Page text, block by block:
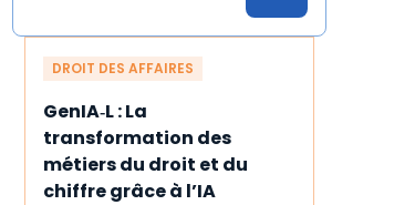
DROIT DES AFFAIRES
GenIA‑L : La
transformation des
métiers du droit et du
chiffre grâce à l’IA